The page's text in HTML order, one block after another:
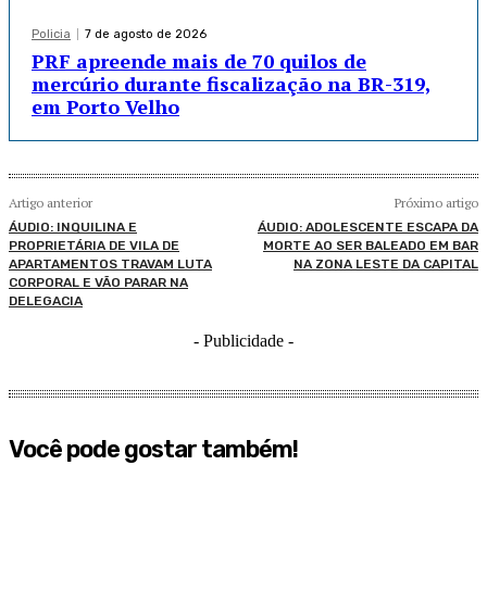
Policia 7 de agosto de 2026
PRF apreende mais de 70 quilos de
mercúrio durante fiscalização na BR-319,
em Porto Velho
Artigo anterior
ÁUDIO: INQUILINA E
PROPRIETÁRIA DE VILA DE
APARTAMENTOS TRAVAM LUTA
CORPORAL E VÃO PARAR NA
DELEGACIA
Próximo artigo
ÁUDIO: ADOLESCENTE ESCAPA DA
MORTE AO SER BALEADO EM BAR
NA ZONA LESTE DA CAPITAL
- Publicidade -
Você pode gostar também!